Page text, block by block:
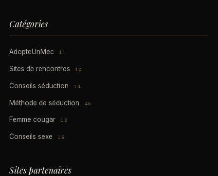
Catégories
AdopteUnMec 11
Sites de rencontres 10
Conseils séduction 13
Méthode de séduction 45
Femme cougar 13
Conseils sexe 18
Sites partenaires